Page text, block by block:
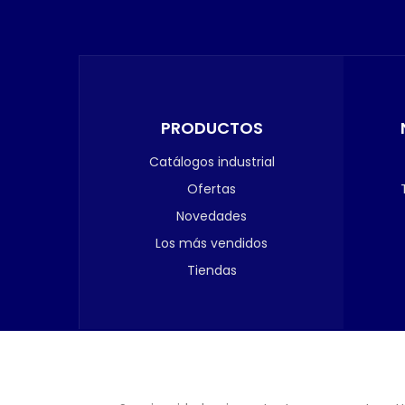
PRODUCTOS
Catálogos industrial
Ofertas
Novedades
Los más vendidos
Tiendas